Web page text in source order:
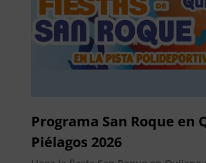
Programa San Roque en
Piélagos 2026